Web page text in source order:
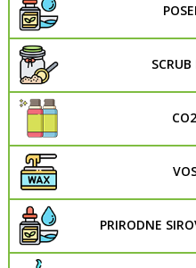
PRIRODNE